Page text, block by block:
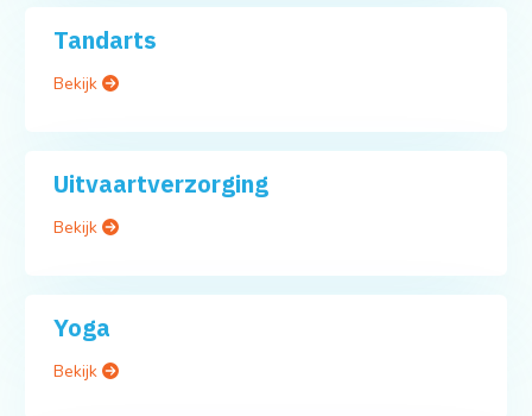
Tandarts
Bekijk
Uitvaartverzorging
Bekijk
Yoga
Bekijk